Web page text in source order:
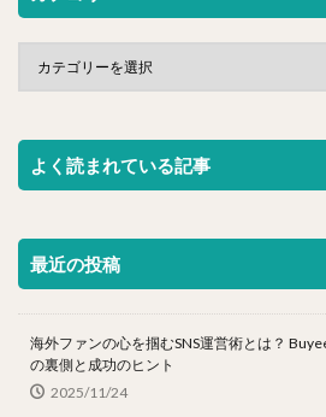
よく読まれている記事
最近の投稿
海外ファンの心を掴むSNS運営術とは？
の裏側と成功のヒント
2025/11/24